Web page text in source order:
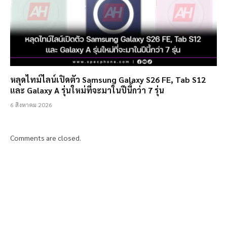
หลุดไทม์ไลน์เปิดตัว Samsung Galaxy S26 FE, Tab S12
และ Galaxy A รุ่นใหม่ที่จะมาในปีนี้กว่า 7 รุ่น
6 สิงหาคม 2026
Comments are closed.